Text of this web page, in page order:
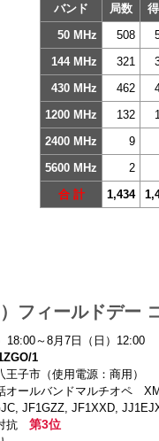
バンド 局数
50 MHz
508
144 MHz
321
430 MHz
462
1200 MHz
132
2400 MHz
9
5600 MHz
2
合 計
1,434
フィールドデー
18:00～8月7日（日）12:00
1
子市（使用電源：商用）
オールバンドマルチオペ
JF1GZZ, JF1XXD,
抗 第3位